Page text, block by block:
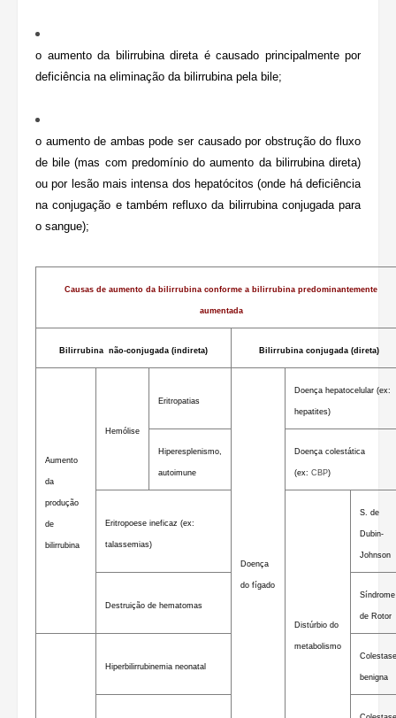
o aumento da bilirrubina direta é causado principalmente por
deficiência na eliminação da bilirrubina pela bile;
o aumento de ambas pode ser causado por obstrução do fluxo
de bile (mas com predomínio do aumento da bilirrubina direta)
ou por lesão mais intensa dos hepatócitos (onde há deficiência
na conjugação e também refluxo da bilirrubina conjugada para
o sangue);
Causas de aumento da bilirrubina conforme a bilirrubina predominantemente
aumentada
Bilirrubina não-conjugada (indireta) Bilirrubina conjugada (direta)
Aumento
da
produção
de
bilirrubina
Hemólise
Eritropatias
Doença
do fígado
Doença hepatocelular (ex:
hepatites)
Hiperesplenismo,
autoimune
Doença colestática
(ex: CBP)
Eritropoese ineficaz (ex:
talassemias)
Distúrbio do
metabolismo
S. de
Dubin-
Johnson
Destruição de hematomas
Síndrome
de Rotor
Hiperbilirrubinemia neonatal
Colestase
benigna